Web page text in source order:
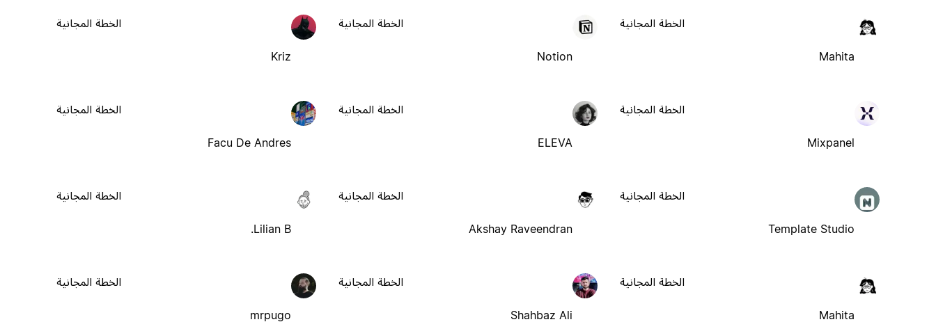
Mahita
الخطة المجانية
Notion
الخطة المجانية
Kriz
الخطة المجانية
Mixpanel
الخطة المجانية
ELEVA
الخطة المجانية
Facu De Andres
الخطة المجانية
Template Studio
الخطة المجانية
Akshay Raveendran
الخطة المجانية
Lilian B.
الخطة المجانية
Mahita
الخطة المجانية
Shahbaz Ali
الخطة المجانية
mrpugo
الخطة المجانية